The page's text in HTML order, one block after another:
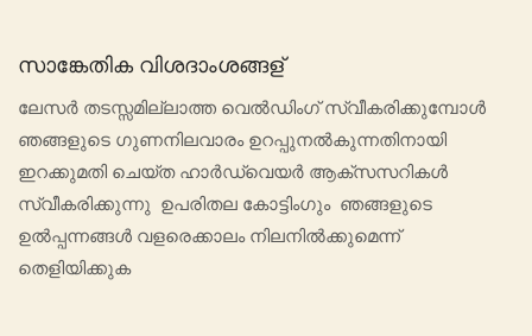
സാങ്കേതിക വിശദാംശങ്ങള്
ലേസർ തടസ്സമില്ലാത്ത വെൽഡിംഗ് സ്വീകരിക്കുമ്പോൾ
ഞങ്ങളുടെ ഗുണനിലവാരം ഉറപ്പുനൽകുന്നതിനായി
ഇറക്കുമതി ചെയ്ത ഹാർഡ്‌വെയർ ആക്സസറികൾ
സ്വീകരിക്കുന്നു ഉപരിതല കോട്ടിംഗും ഞങ്ങളുടെ
ഉൽപ്പന്നങ്ങൾ വളരെക്കാലം നിലനിൽക്കുമെന്ന്
തെളിയിക്കുക